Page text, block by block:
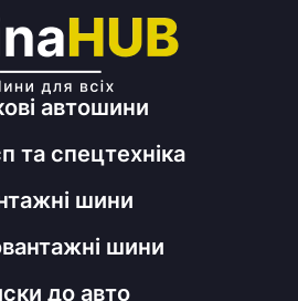
автошини
та спецтехніка
шини
шини
до авто